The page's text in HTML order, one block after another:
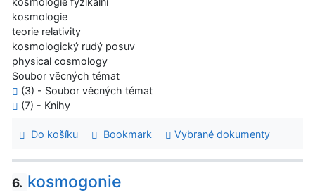
kosmologie
teorie relativity
kosmologický rudý posuv
physical cosmology
Soubor věcných témat
(3) - Soubor věcných témat
(7) - Knihy
Do košíku Bookmark Vybrané dokumenty
6. kosmogonie